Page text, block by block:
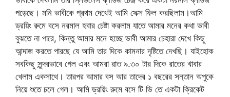
পড়েছে। মনি ভাবীকে প্রথম দেখেই আমি সেক্স ফিল করছিলাম।আমি
ড্রয়িং রুমে বসে নরমাল হবার চেষ্টা করলাম যাতে আমার মনের কথা ভাবী
বুঝতে না পারে, কিন্তু আমার মনে হচ্ছে ভাবী আমার চেহারা দেখে কিছু
আন্দাজ করতে পারছে যে আমি তার দিকে কামনার দৃষ্টিতে দেখছি। যাইহোক
সবকিছু সুন্দরভাবে গেল এবং আমরা রাত ৯.৩০ টার দিকে রাতের খাবার
খেলাম একসাথে। তারপর আমার বস আর তাদের ১ বছরের সন্তান অপুকে
নিয়ে শুতে চলে গেল। আমি ড্রয়িং রুমে বসে টি ভি তে একটা ক্রিকেট